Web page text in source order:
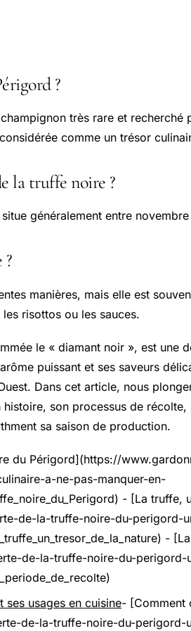
?
très rare et recherché
comme un trésor
la truffe noire ?
généralement entre
manières, mais elle est
risottos ou les sauces.
le « diamant noir », est une
puissant et ses saveurs
. Dans cet article, nous
son processus de récolte,
sa saison de production.
du Périgord](https://
a-ne-pas-manquer-en-
- [La truffe,
de-la-truffe-noire-du-perigord-
-
de-la-truffe-noire-du-perigord-
ses usages en cuisine- [Comment
de-la-truffe-noire-du-perigord-